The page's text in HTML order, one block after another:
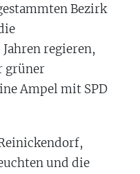
Bezirk
regieren,
grüner
Ampel mit SPD
und die